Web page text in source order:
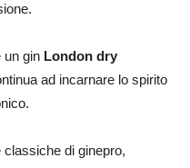
un gin London dry
ad incarnare lo spirito
di ginepro,